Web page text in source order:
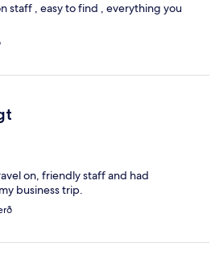
staff , easy to find , everything you
on, friendly staff and had
business trip.